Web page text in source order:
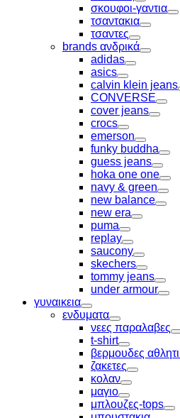
Toggle
σκουφοι-γαντια
τσαντακια
Toggle
τσαντες
Toggle
brands ανδρικά
Toggle
adidas
Toggle
asics
Toggle
calvin klein jeans
CONVERSE
cover jeans
Toggle
crocs
Toggle
emerson
Toggle
funky buddha
guess jeans
Toggle
hoka one one
navy & green
new balance
new era
Toggle
puma
Toggle
replay
Toggle
saucony
Toggle
skechers
Toggle
tommy jeans
under armour
γυναικεια
Toggle
ενδυματα
Toggle
νεες παραλαβες
t-shirt
Toggle
βερμουδες
ζακετες
Toggle
κολαν
Toggle
μαγιο
Toggle
μπλουζες-tops